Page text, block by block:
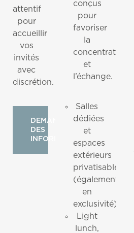
attentif
pour
accueillir
vos
invités
avec
discrétion.
DEMANDER
DES
INFORMATIONS
conçus
pour
favoriser
la
concentration
et
l’échange.
Salles
dédiées
et
espaces
extérieurs
privatisables
(également
en
exclusivité)
Light
lunch,